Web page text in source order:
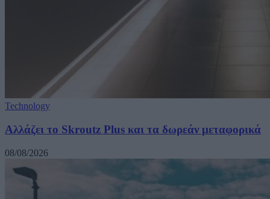
Technology
Αλλάζει το Skroutz Plus και τα δωρεάν μεταφορικά
08/08/2026